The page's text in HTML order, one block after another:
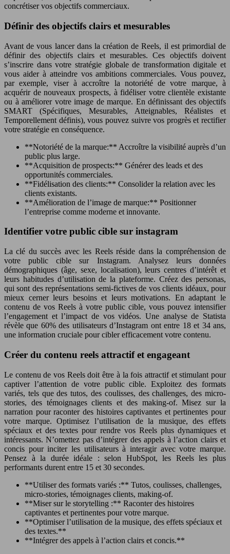
concrétiser vos objectifs commerciaux.
Définir des objectifs clairs et mesurables
Avant de vous lancer dans la création de Reels, il est primordial de
définir des objectifs clairs et mesurables. Ces objectifs doivent
s’inscrire dans votre stratégie globale de transformation digitale et
vous aider à atteindre vos ambitions commerciales. Vous pouvez,
par exemple, viser à accroître la notoriété de votre marque, à
acquérir de nouveaux prospects, à fidéliser votre clientèle existante
ou à améliorer votre image de marque. En définissant des objectifs
SMART (Spécifiques, Mesurables, Atteignables, Réalistes et
Temporellement définis), vous pouvez suivre vos progrès et rectifier
votre stratégie en conséquence.
**Notoriété de la marque:** Accroître la visibilité auprès d’un
public plus large.
**Acquisition de prospects:** Générer des leads et des
opportunités commerciales.
**Fidélisation des clients:** Consolider la relation avec les
clients existants.
**Amélioration de l’image de marque:** Positionner
l’entreprise comme moderne et innovante.
Identifier votre public cible sur instagram
La clé du succès avec les Reels réside dans la compréhension de
votre public cible sur Instagram. Analysez leurs données
démographiques (âge, sexe, localisation), leurs centres d’intérêt et
leurs habitudes d’utilisation de la plateforme. Créez des personas,
qui sont des représentations semi-fictives de vos clients idéaux, pour
mieux cerner leurs besoins et leurs motivations. En adaptant le
contenu de vos Reels à votre public cible, vous pouvez intensifier
l’engagement et l’impact de vos vidéos. Une analyse de Statista
révèle que 60% des utilisateurs d’Instagram ont entre 18 et 34 ans,
une information cruciale pour cibler efficacement votre contenu.
Créer du contenu reels attractif et engageant
Le contenu de vos Reels doit être à la fois attractif et stimulant pour
captiver l’attention de votre public cible. Exploitez des formats
variés, tels que des tutos, des coulisses, des challenges, des micro-
stories, des témoignages clients et des making-of. Misez sur la
narration pour raconter des histoires captivantes et pertinentes pour
votre marque. Optimisez l’utilisation de la musique, des effets
spéciaux et des textes pour rendre vos Reels plus dynamiques et
intéressants. N’omettez pas d’intégrer des appels à l’action clairs et
concis pour inciter les utilisateurs à interagir avec votre marque.
Pensez à la durée idéale : selon HubSpot, les Reels les plus
performants durent entre 15 et 30 secondes.
**Utiliser des formats variés :** Tutos, coulisses, challenges,
micro-stories, témoignages clients, making-of.
**Miser sur le storytelling :** Raconter des histoires
captivantes et pertinentes pour votre marque.
**Optimiser l’utilisation de la musique, des effets spéciaux et
des textes.**
**Intégrer des appels à l’action clairs et concis.**